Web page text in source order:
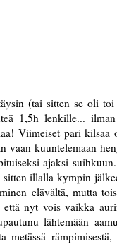
(tai sitten se oli
1,5h lenkille...
Viimeiset pari
kuuntelemaan
ajaksi
illalla kympin
elävältä, mutta
nyt vois vaikka
lähtemään
metässä